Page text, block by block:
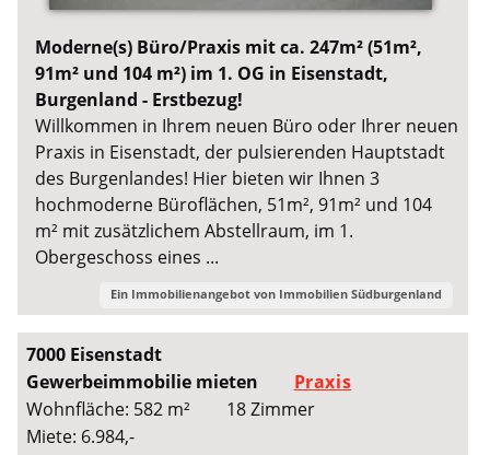
Moderne(s) Büro/Praxis mit ca. 247m² (51m²,
91m² und 104 m²) im 1. OG in Eisenstadt,
Burgenland - Erstbezug!
Willkommen in Ihrem neuen Büro oder Ihrer neuen
Praxis in Eisenstadt, der pulsierenden Hauptstadt
des Burgenlandes! Hier bieten wir Ihnen 3
hochmoderne Büroflächen, 51m², 91m² und 104
m² mit zusätzlichem Abstellraum, im 1.
Obergeschoss eines ...
Ein Immobilienangebot von Immobilien Südburgenland
7000 Eisenstadt
Gewerbeimmobilie mieten
Praxis
Wohnfläche: 582 m²
18 Zimmer
Miete: 6.984,-